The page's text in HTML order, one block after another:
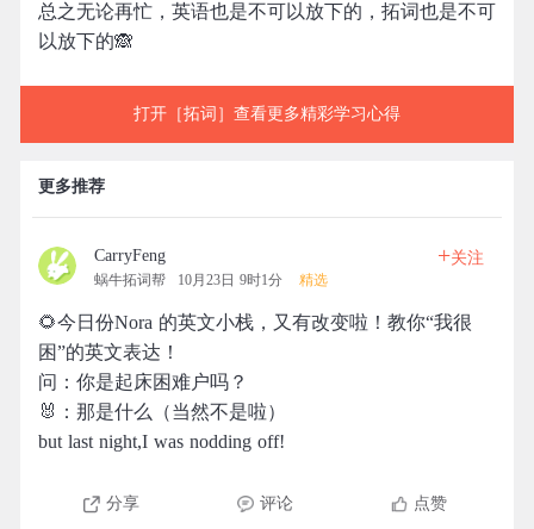
总之无论再忙，英语也是不可以放下的，拓词也是不可
以放下的🙈
打开［拓词］查看更多精彩学习心得
更多推荐
CarryFeng
蜗牛拓词帮 10月23日 9时1分 精选
+关注
🌻今日份Nora 的英文小栈，又有改变啦！教你“我很
困”的英文表达！
问：你是起床困难户吗？
🐰：那是什么（当然不是啦）
but last night,I was nodding off!
分享 评论 点赞